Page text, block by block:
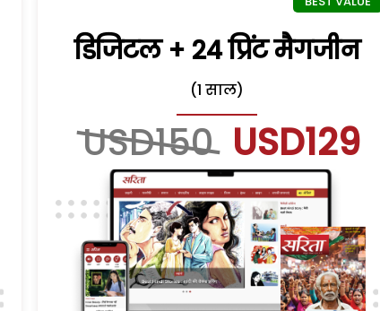
डिजिटल + 24 प्रिंट मैगजीन
(1 साल)
USD150 USD129